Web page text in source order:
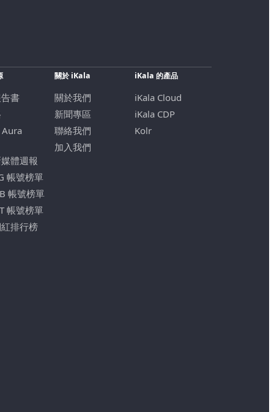
書
體週報
帳號榜單
帳號榜單
帳號榜單
排行榜
關於 iKala
關於我們
新聞專區
聯絡我們
加入我們
iKala 的產品
iKala Cloud
iKala CDP
Kolr